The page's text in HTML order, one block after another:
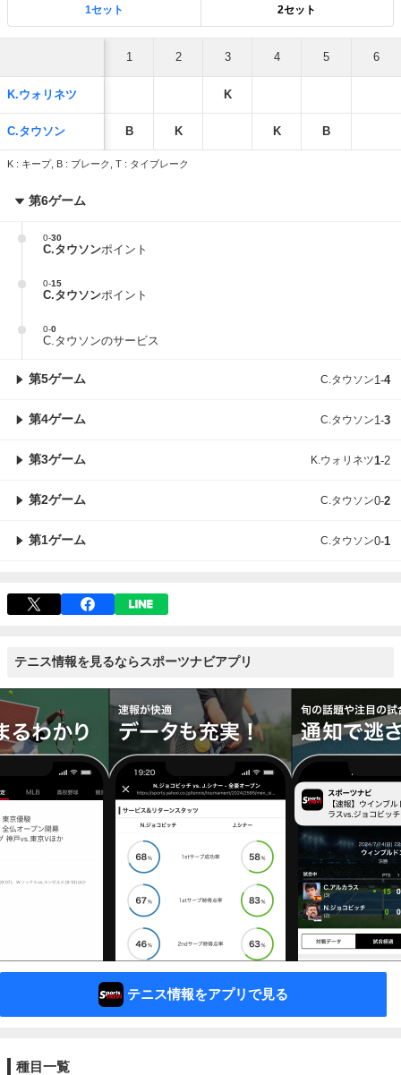
1セット 2セット
1 2 3 4 5 6
K.ウォリネツ K
C.タウソン B K K B
K : キープ, B : ブレーク, T : タイブレーク
第6ゲーム
0-30
C.タウソンポイント
0-15
C.タウソンポイント
0-0
C.タウソンのサービス
第5ゲーム C.タウソン1-4
第4ゲーム C.タウソン1-3
第3ゲーム K.ウォリネツ1-2
第2ゲーム C.タウソン0-2
第1ゲーム C.タウソン0-1
テニス情報を見るならスポーツナビアプリ
テニス情報をアプリで見る
種目一覧